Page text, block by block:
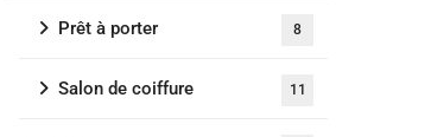
Prêt à porter 8
Salon de coiffure 11